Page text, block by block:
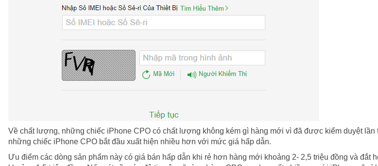
Về chất lượng, những chiếc iPhone CPO có chất lượng không kém gì hàng mới vì đã được kiểm duyệt
những chiếc iPhone CPO bắt đầu xuất hiện nhiều hơn với mức giá hấp dẫn.
Ưu điểm các dòng sản phẩm này có giá bán hấp dẫn khi rẻ hơn hàng mới khoảng 2- 2,5 triệu đồng và đắt